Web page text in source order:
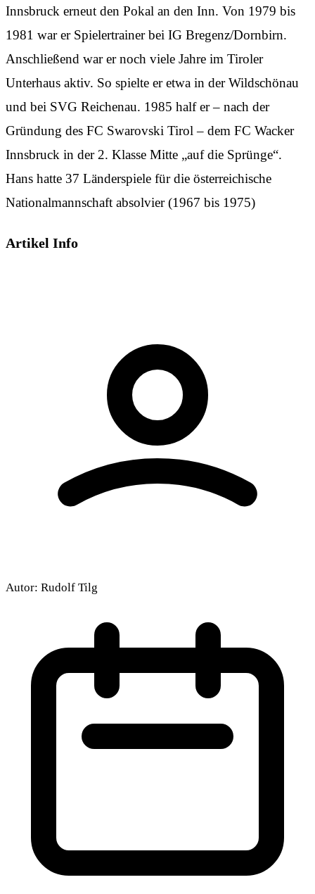
Innsbruck erneut den Pokal an den Inn. Von 1979 bis
1981 war er Spielertrainer bei IG Bregenz/Dornbirn.
Anschließend war er noch viele Jahre im Tiroler
Unterhaus aktiv. So spielte er etwa in der Wildschönau
und bei SVG Reichenau. 1985 half er – nach der
Gründung des FC Swarovski Tirol – dem FC Wacker
Innsbruck in der 2. Klasse Mitte „auf die Sprünge“.
Hans hatte 37 Länderspiele für die österreichische
Nationalmannschaft absolvier (1967 bis 1975)
Artikel Info
Autor: Rudolf Tilg